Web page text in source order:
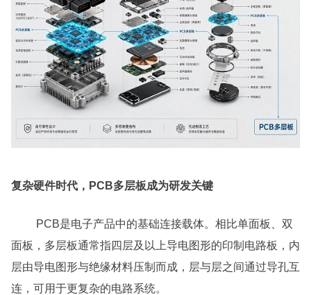
复杂硬件时代，PCB多层板成为研发关键
PCB是电子产品中的基础连接载体。相比单面板、双
面板，多层板通常指四层及以上导电图形的印制电路板，内
层由导电图形与绝缘材料压制而成，层与层之间通过导孔互
连，可用于更复杂的电路系统。